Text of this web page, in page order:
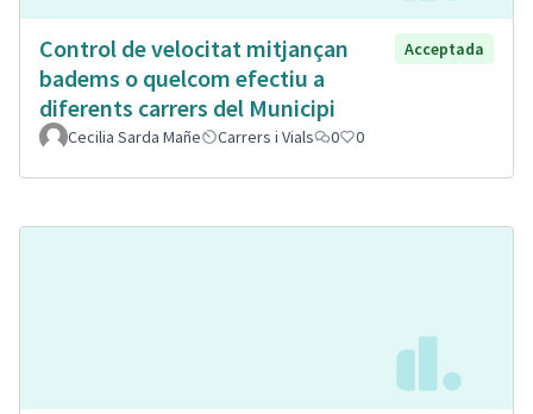
Control de velocitat mitjançan
badems o quelcom efectiu a
diferents carrers del Municipi
Acceptada
Cecilia Sarda Mañe Carrers i Vials 0 0